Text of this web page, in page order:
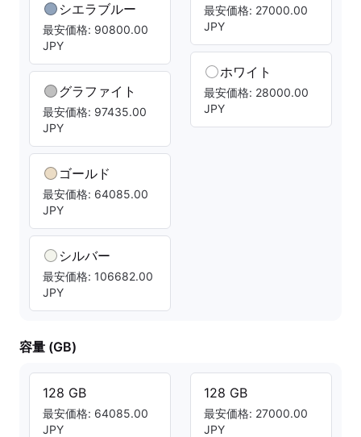
シエラブルー
最安価格: 90800.00
JPY
グラファイト
最安価格: 97435.00
JPY
ゴールド
最安価格: 64085.00
JPY
シルバー
最安価格: 106682.00
JPY
最安価格: 27000.00
JPY
ホワイト
最安価格: 28000.00
JPY
容量 (GB)
128 GB
最安価格: 64085.00
JPY
128 GB
最安価格: 27000.00
JPY